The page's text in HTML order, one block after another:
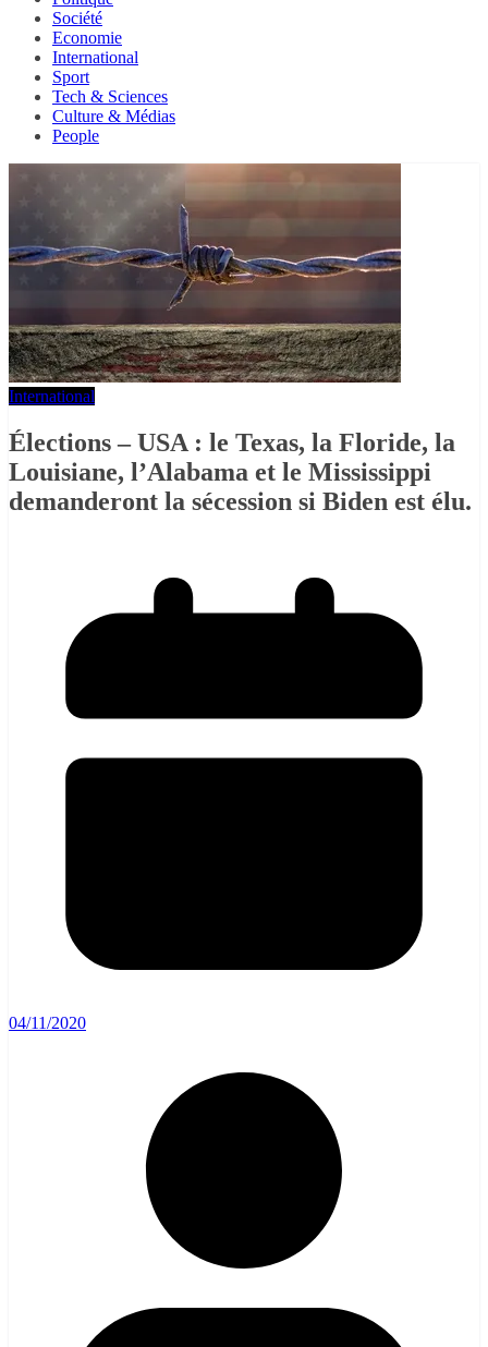
Société
Economie
International
Sport
Tech & Sciences
Culture & Médias
People
International
Élections – USA : le Texas, la Floride, la
Louisiane, l’Alabama et le Mississippi
demanderont la sécession si Biden est élu.
04/11/2020